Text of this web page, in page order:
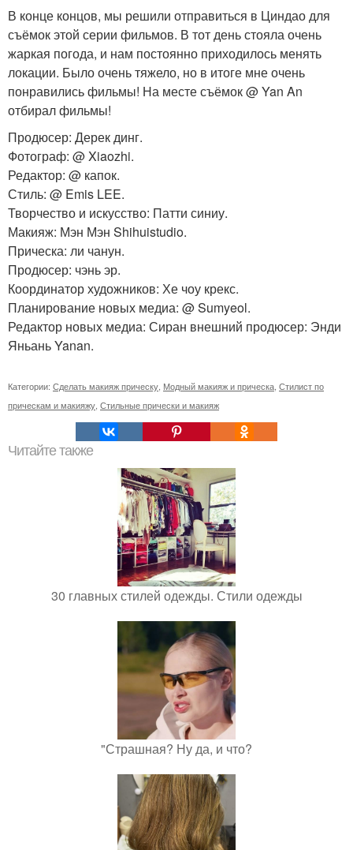
В конце концов, мы решили отправиться в Циндао для
съёмок этой серии фильмов. В тот день стояла очень
жаркая погода, и нам постоянно приходилось менять
локации. Было очень тяжело, но в итоге мне очень
понравились фильмы! На месте съёмок @ Yan An
отбирал фильмы!
Продюсер: Дерек динг.
Фотограф: @ Xiaozhi.
Редактор: @ капок.
Стиль: @ Emis LEE.
Творчество и искусство: Патти синиу.
Макияж: Мэн Мэн Shihuistudio.
Прическа: ли чанун.
Продюсер: чэнь эр.
Координатор художников: Хе чоу крекс.
Планирование новых медиа: @ Sumyeol.
Редактор новых медиа: Сиран внешний продюсер: Энди
Яньань Yanan.
Категории: Сделать макияж прическу Модный макияж и прическа Стилист по
прическам и макияжу Стильные прически и макияж
Читайте также
30 главных стилей одежды. Стили одежды
"Страшная? Ну да, и что?